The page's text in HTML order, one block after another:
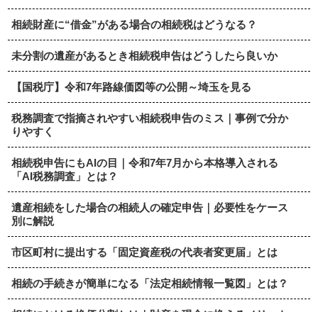
相続財産に“借金”がある場合の相続税はどうなる？
未分割の遺産があるとき相続税申告はどうしたら良いか
【国税庁】令和7年路線価図等の公開～埼玉を見る
税務調査で指摘されやすい相続税申告のミス｜事例で分か
りやすく
相続税申告にもAIの目｜令和7年7月から本格導入される
「AI税務調査」とは？
遺産相続をした場合の相続人の確定申告｜必要性をケース
別に解説
市区町村に提出する「固定資産税の代表者変更届」とは
相続の手続きが簡単になる「法定相続情報一覧図」とは？